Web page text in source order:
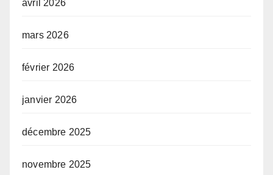
avril 2026
mars 2026
février 2026
janvier 2026
décembre 2025
novembre 2025